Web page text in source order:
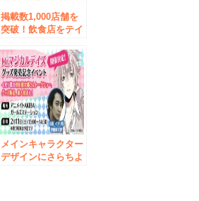
掲載数1,000店舗を
突破！飲食店をテイ
掲載費・永久０円
「みんなのテイクア
ウト」、新たに24地
域の情報サイトを公
開
メインキャラクター
デザインにさらちよ